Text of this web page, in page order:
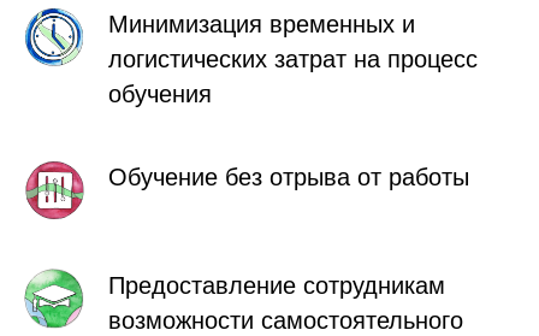
Минимизация временных и
логистических затрат на процесс
обучения
Обучение без отрыва от работы
Предоставление сотрудникам
возможности самостоятельного